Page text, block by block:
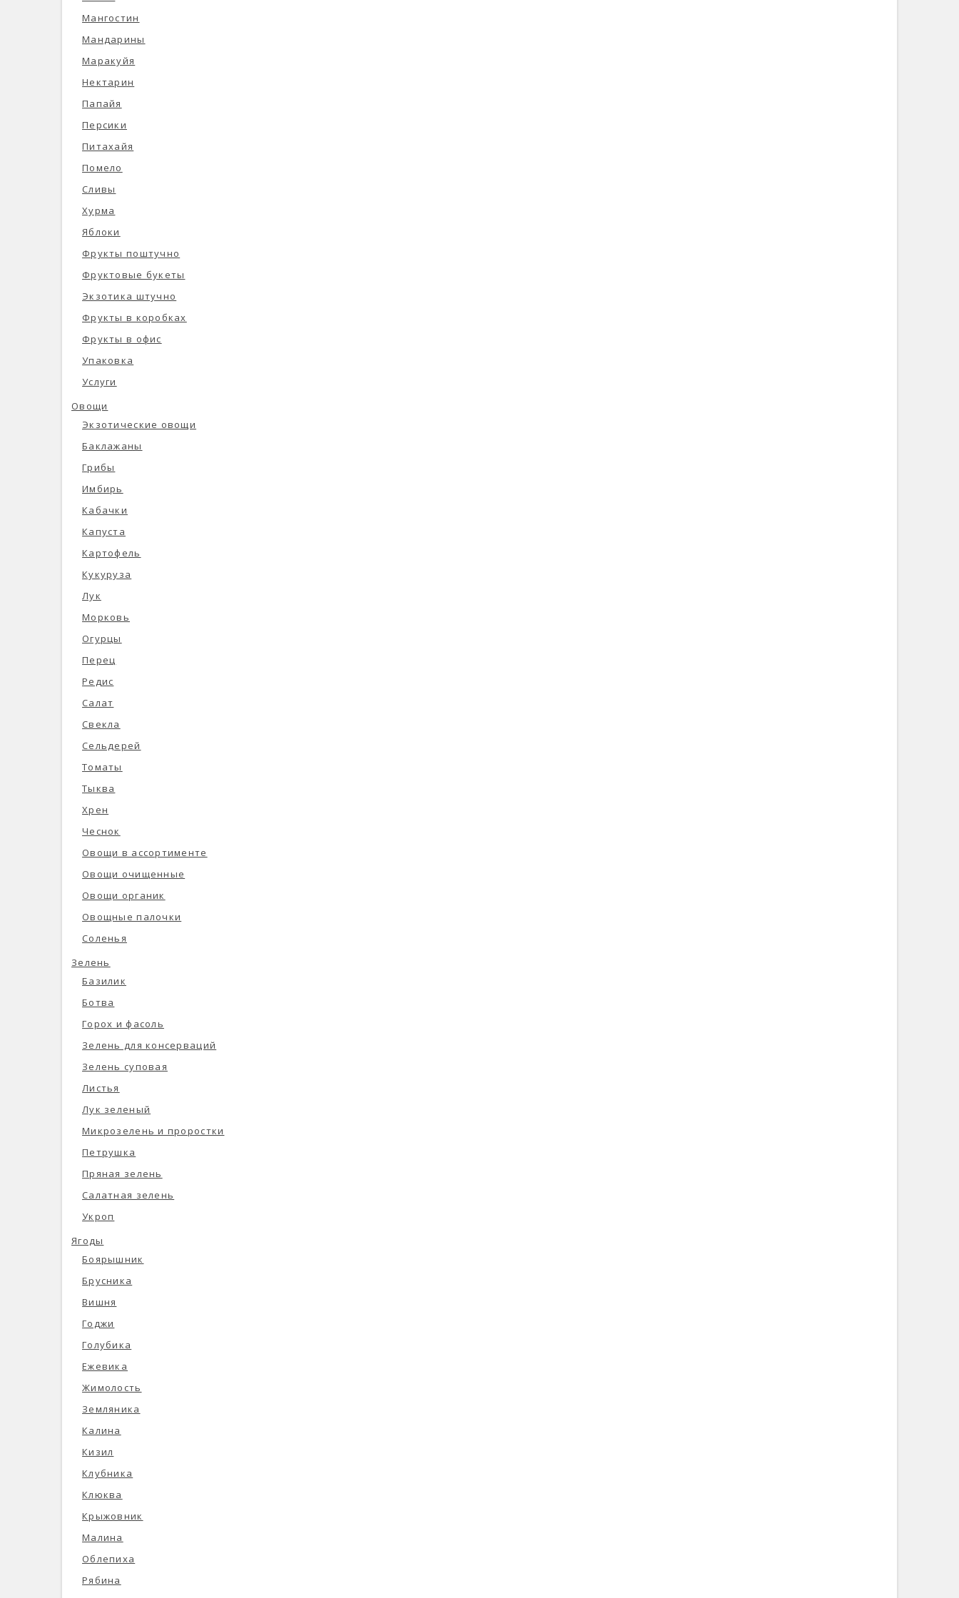
Мангостин
Мандарины
Маракуйя
Нектарин
Папайя
Персики
Питахайя
Помело
Сливы
Хурма
Яблоки
Фрукты поштучно
Фруктовые букеты
Экзотика штучно
Фрукты в коробках
Фрукты в офис
Упаковка
Услуги
Овощи
Экзотические овощи
Баклажаны
Грибы
Имбирь
Кабачки
Капуста
Картофель
Кукуруза
Лук
Морковь
Огурцы
Перец
Редис
Салат
Свекла
Сельдерей
Томаты
Тыква
Хрен
Чеснок
Овощи в ассортименте
Овощи очищенные
Овощи органик
Овощные палочки
Соленья
Зелень
Базилик
Ботва
Горох и фасоль
Зелень для консерваций
Зелень суповая
Листья
Лук зеленый
Микрозелень и проростки
Петрушка
Пряная зелень
Салатная зелень
Укроп
Ягоды
Боярышник
Брусника
Вишня
Годжи
Голубика
Ежевика
Жимолость
Земляника
Калина
Кизил
Клубника
Клюква
Крыжовник
Малина
Облепиха
Рябина